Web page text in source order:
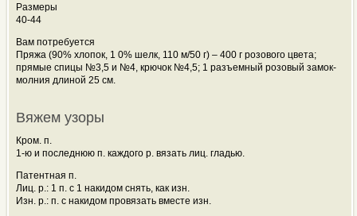
Размеры
40-44
Вам потребуется
Пряжа (90% хлопок, 1 0% шелк, 110 м/50 г) – 400 г розового цвета;
прямые спицы №3,5 и №4, крючок №4,5; 1 разъемный розовый замок-
молния длиной 25 см.
Вяжем узоры
Кром. п.
1-ю и последнюю п. каждого р. вязать лиц. гладью.
Патентная п.
Лиц. р.: 1 п. с 1 накидом снять, как изн.
Изн. р.: п. с накидом провязать вместе изн.